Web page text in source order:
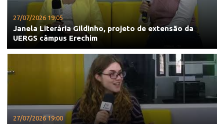
27/07/2026 19:05
Janela Literária Gildinho, projeto de extensão da
UERGS câmpus Erechim
27/07/2026 19:00